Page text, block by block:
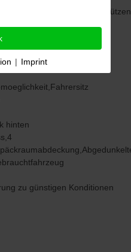
Kopfairbags im
vorne,8
Scheiben im
hinten
zu günstigen Konditionen
| Imprint